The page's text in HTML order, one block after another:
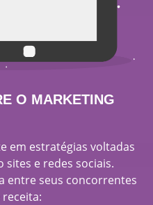
O MARKETING
em estratégias voltadas
sites e redes sociais.
entre seus concorrentes